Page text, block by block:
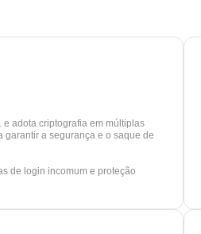
adota criptografia em múltiplas
garantir a segurança e o saque de
de login incomum e proteção